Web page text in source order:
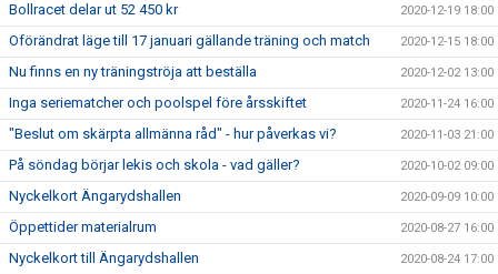
Bollracet delar ut 52 450 kr 2020-12-19 18:00
Oförändrat läge till 17 januari gällande träning och match 2020-12-15 18:00
Nu finns en ny träningströja att beställa 2020-12-02 13:00
Inga seriematcher och poolspel före årsskiftet 2020-11-24 16:00
"Beslut om skärpta allmänna råd" - hur påverkas vi? 2020-11-03 21:00
På söndag börjar lekis och skola - vad gäller? 2020-10-02 09:00
Nyckelkort Ängarydshallen 2020-09-09 10:00
Öppettider materialrum 2020-08-27 16:00
Nyckelkort till Ängarydshallen 2020-08-24 17:00